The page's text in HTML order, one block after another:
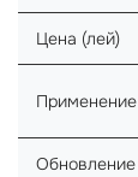
Цена (лей)
Применение
Обновление